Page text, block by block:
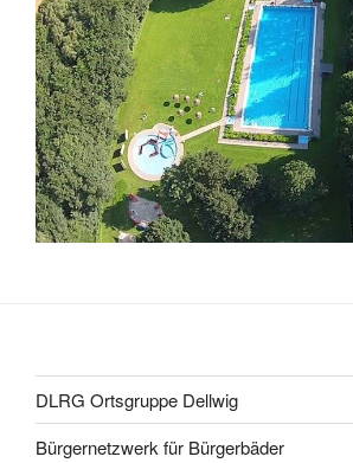
DLRG Ortsgruppe Dellwig
Bürgernetzwerk für Bürgerbäder